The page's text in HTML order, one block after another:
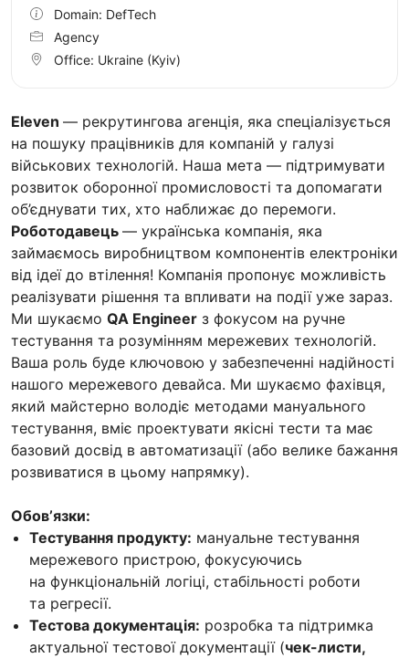
Eleven — рекрутингова агенція, яка спеціалізується
на пошуку працівників для компаній у галузі
військових технологій. Наша мета — підтримувати
розвиток оборонної промисловості та допомагати
об’єднувати тих, хто наближає до перемоги.
Роботодавець — українська компанія, яка
займаємось виробництвом компонентів електроніки
від ідеї до втілення! Компанія пропонує можливість
реалізувати рішення та впливати на події уже зараз.
Ми шукаємо QA Engineer з фокусом на ручне
тестування та розумінням мережевих технологій.
Ваша роль буде ключовою у забезпеченні надійності
нашого мережевого девайса. Ми шукаємо фахівця,
який майстерно володіє методами мануального
тестування, вміє проектувати якісні тести та має
базовий досвід в автоматизації (або велике бажання
розвиватися в цьому напрямку).
Обовʼязки:
Тестування продукту: мануальне тестування
мережевого пристрою, фокусуючись
на функціональній логіці, стабільності роботи
та регресії.
Тестова документація: розробка та підтримка
актуальної тестової документації (чек-листи,
Domain: DefTech
Agency
Office: Ukraine (Kyiv)